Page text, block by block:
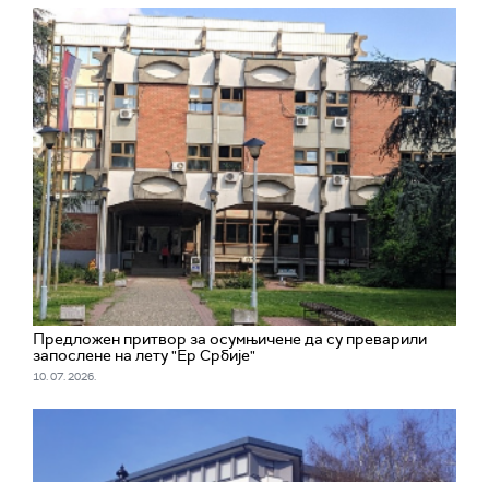
Предложен притвор за осумњичене да су преварили
запослене на лету "Ер Србије"
10. 07. 2026.